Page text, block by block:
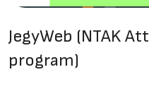
JegyWeb (NTAK
program)